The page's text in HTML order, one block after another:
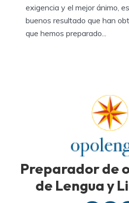
exigencia y el mejor ánimo,
buenos resultado que han
que hemos preparado...
Preparador de
de Lengua y